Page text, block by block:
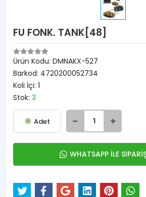
FU FONK. TANK[48]
Ürün Kodu: DMNAKX-527
Barkod: 4720200052734
Koli İçi: 1
Stok: 3
Adet
WHATSAPP İLE